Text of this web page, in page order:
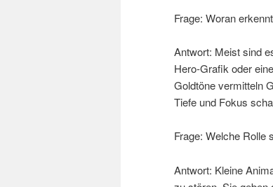
Frage: Woran
Antwort: Meist sind
Hero-Grafik oder
Goldtöne vermitteln
Tiefe und Fokus
Frage: Welche Rolle
Antwort: Kleine